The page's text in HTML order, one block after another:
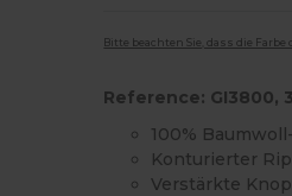
Bitte beachten Sie, dass die
Reference: GI3800,
100%
Konturierter
Verstärkte